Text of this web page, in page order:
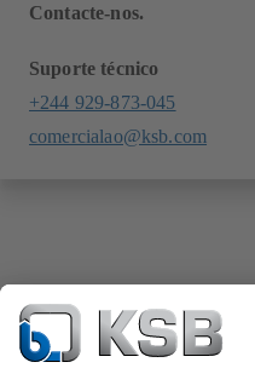
Contacte-nos.
Suporte técnico
+244 929-873-045
comercialao@ksb.com